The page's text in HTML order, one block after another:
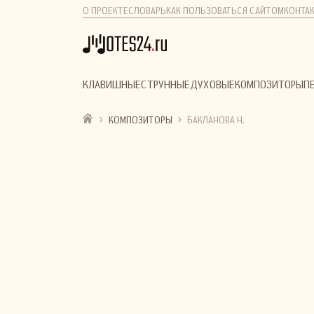
О ПРОЕКТЕСЛОВАРЬ КАК ПОЛЬЗОВАТЬСЯ САЙТОМ
КЛАВИШНЫЕСТРУННЫЕДУХОВЫЕКОМПОЗИТОРЫ
› КОМПОЗИТОРЫ › БАКЛАНОВА Н.